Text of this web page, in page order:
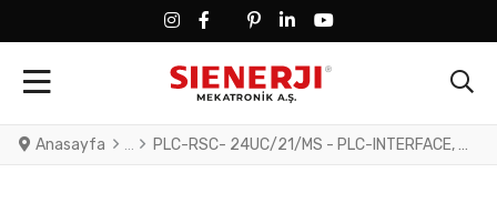
FACEBOOK SOCIAL LINK
FACEBOOK SOCIAL LINK
TWITTER SOCIAL LINK
PINTEREST SOCIAL LINK
LINKEDIN SOCIAL LINK
YOUTUBE SOCIAL LINK
Anasayfa PLC-RSC- 24UC/21/MS - PLC-INTERFACE, consisting of PLC-BSC.../21 basic terminal block with screw connection and plug-in miniature relay with power contact and manual operation, 1 changeover contact, 24 V AC/DC input voltage